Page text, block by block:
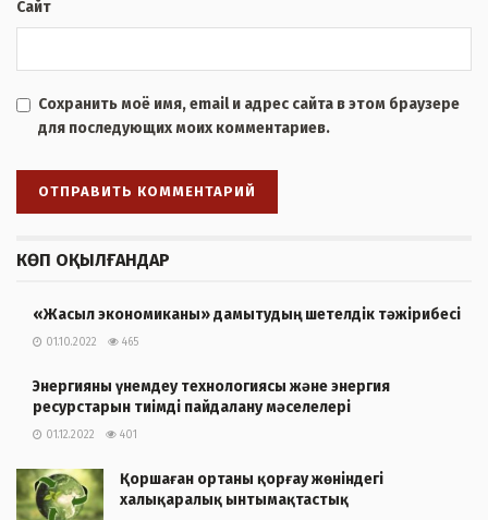
Сайт
Сохранить моё имя, email и адрес сайта в этом браузере
для последующих моих комментариев.
КӨП ОҚЫЛҒАНДАР
«Жасыл экономиканы» дамытудың шетелдік тәжірибесі
01.10.2022 465
Энергияны үнемдеу технологиясы және энергия
ресурстарын тиімді пайдалану мәселелері
01.12.2022 401
Қоршаған ортаны қорғау жөніндегі
халықаралық ынтымақтастық